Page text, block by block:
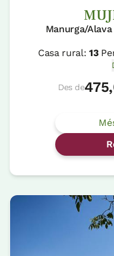
Manurga/
Casa rural:13
Des de